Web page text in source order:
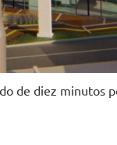
de diez minutos